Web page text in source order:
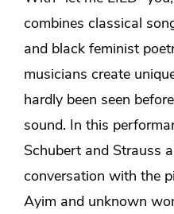
combines classical
and black feminist
musicians create
hardly been seen
sound. In this
Schubert and Strauss
conversation with the
Ayim and unknown